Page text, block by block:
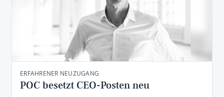
ERFAHRENER NEUZUGANG
POC besetzt CEO-Posten neu